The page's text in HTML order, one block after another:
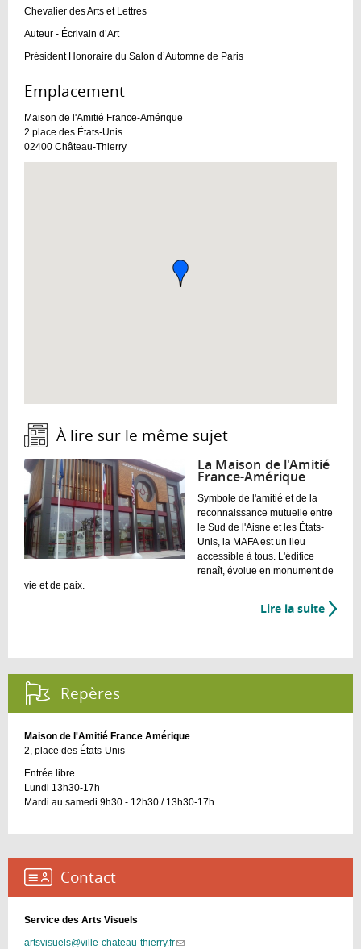
Chevalier des Arts et Lettres
Auteur - Écrivain d’Art
Président Honoraire du Salon d’Automne de Paris
Emplacement :
Maison de l'Amitié France-Amérique
2 place des États-Unis
02400 Château-Thierry
À lire sur le même sujet :
La Maison de l'Amitié
France-Amérique
Symbole de l'amitié et de la
reconnaissance mutuelle entre
le Sud de l'Aisne et les États-
Unis, la MAFA est un lieu
accessible à tous. L'édifice
renaît, évolue en monument de
vie et de paix.
Lire la suite de
de
Repères :
Maison de l'Amitié France Amérique
2, place des États-Unis
Entrée libre
Lundi 13h30-17h
Mardi au samedi 9h30 - 12h30 / 13h30-17h
Contact :
Service des Arts Visuels
artsvisuels@ville-chateau-thierry.fr(link